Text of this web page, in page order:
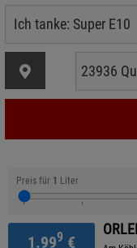
Preis für 1 Liter
1.999 €